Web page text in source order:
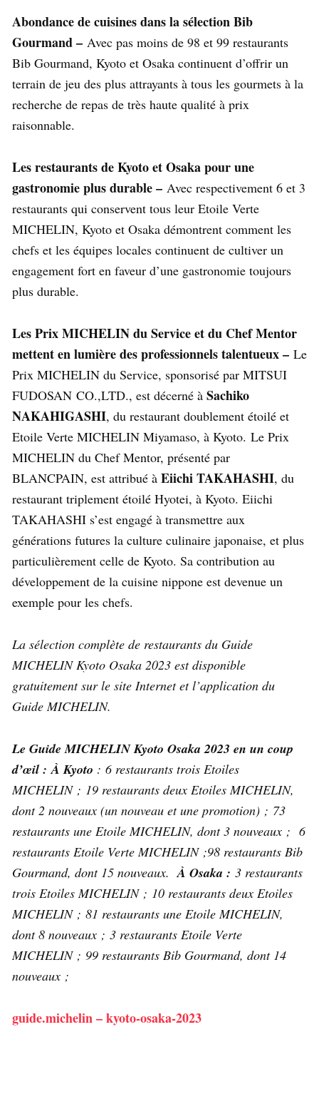
Abondance de cuisines dans la sélection Bib
Gourmand – Avec pas moins de 98 et 99 restaurants
Bib Gourmand, Kyoto et Osaka continuent d’offrir un
terrain de jeu des plus attrayants à tous les gourmets à la
recherche de repas de très haute qualité à prix
raisonnable.
Les restaurants de Kyoto et Osaka pour une
gastronomie plus durable – Avec respectivement 6 et 3
restaurants qui conservent tous leur Etoile Verte
MICHELIN, Kyoto et Osaka démontrent comment les
chefs et les équipes locales continuent de cultiver un
engagement fort en faveur d’une gastronomie toujours
plus durable.
Les Prix MICHELIN du Service et du Chef Mentor
mettent en lumière des professionnels talentueux – Le
Prix MICHELIN du Service, sponsorisé par MITSUI
FUDOSAN CO.,LTD., est décerné à Sachiko
NAKAHIGASHI, du restaurant doublement étoilé et
Etoile Verte MICHELIN Miyamaso, à Kyoto. Le Prix
MICHELIN du Chef Mentor, présenté par
BLANCPAIN, est attribué à Eiichi TAKAHASHI, du
restaurant triplement étoilé Hyotei, à Kyoto. Eiichi
TAKAHASHI s’est engagé à transmettre aux
générations futures la culture culinaire japonaise, et plus
particulièrement celle de Kyoto. Sa contribution au
développement de la cuisine nippone est devenue un
exemple pour les chefs.
La sélection complète de restaurants du Guide
MICHELIN Kyoto Osaka 2023 est disponible
gratuitement sur le site Internet et l’application du
Guide MICHELIN.
Le Guide MICHELIN Kyoto Osaka 2023 en un coup
d’œil :À Kyoto : 6 restaurants trois Etoiles
MICHELIN ; 19 restaurants deux Etoiles MICHELIN,
dont 2 nouveaux (un nouveau et une promotion) ; 73
restaurants une Etoile MICHELIN, dont 3 nouveaux ; 6
restaurants Etoile Verte MICHELIN ;98 restaurants Bib
Gourmand, dont 15 nouveaux.À Osaka : 3 restaurants
trois Etoiles MICHELIN ; 10 restaurants deux Etoiles
MICHELIN ; 81 restaurants une Etoile MICHELIN,
dont 8 nouveaux ; 3 restaurants Etoile Verte
MICHELIN ; 99 restaurants Bib Gourmand, dont 14
nouveaux ;
guide.michelin – kyoto-osaka-2023